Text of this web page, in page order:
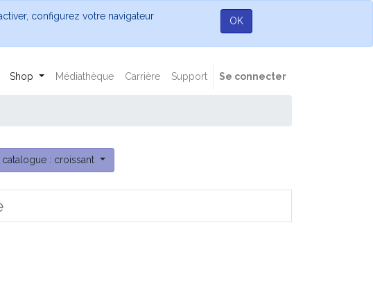
configurez votre navigateur
OK
Shop Médiathèque Carrière Support Se connecter
catalogue : croissant